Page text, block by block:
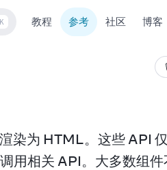
K 教程 参考 社区 博客
染为 HTML。这些 API
用相关 API。大多数组件